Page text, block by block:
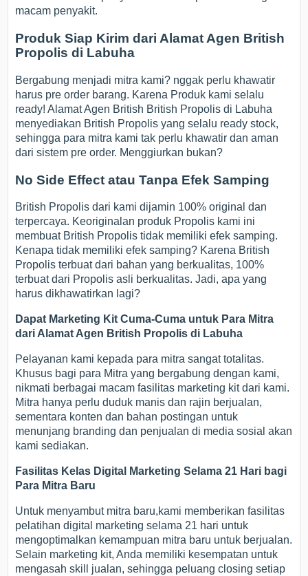
macam penyakit.
Produk Siap Kirim dari Alamat Agen British
Propolis di Labuha
Bergabung menjadi mitra kami? nggak perlu khawatir
harus pre order barang. Karena Produk kami selalu
ready! Alamat Agen British British Propolis di Labuha
menyediakan British Propolis yang selalu ready stock,
sehingga para mitra kami tak perlu khawatir dan aman
dari sistem pre order. Menggiurkan bukan?
No Side Effect atau Tanpa Efek Samping
British Propolis dari kami dijamin 100% original dan
terpercaya. Keoriginalan produk Propolis kami ini
membuat British Propolis tidak memiliki efek samping.
Kenapa tidak memiliki efek samping? Karena British
Propolis terbuat dari bahan yang berkualitas, 100%
terbuat dari Propolis asli berkualitas. Jadi, apa yang
harus dikhawatirkan lagi?
Dapat Marketing Kit Cuma-Cuma untuk Para Mitra
dari Alamat Agen British Propolis di Labuha
Pelayanan kami kepada para mitra sangat totalitas.
Khusus bagi para Mitra yang bergabung dengan kami,
nikmati berbagai macam fasilitas marketing kit dari kami.
Mitra hanya perlu duduk manis dan rajin berjualan,
sementara konten dan bahan postingan untuk
menunjang branding dan penjualan di media sosial akan
kami sediakan.
Fasilitas Kelas Digital Marketing Selama 21 Hari bagi
Para Mitra Baru
Untuk menyambut mitra baru,kami memberikan fasilitas
pelatihan digital marketing selama 21 hari untuk
mengoptimalkan kemampuan mitra baru untuk berjualan.
Selain marketing kit, Anda memiliki kesempatan untuk
mengasah skill jualan, sehingga peluang closing setiap